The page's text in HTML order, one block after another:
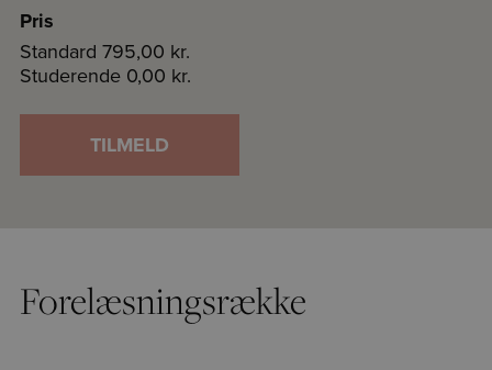
Pris
Standard 795,00 kr.
Studerende 0,00 kr.
TILMELD
Forelæsningsrække